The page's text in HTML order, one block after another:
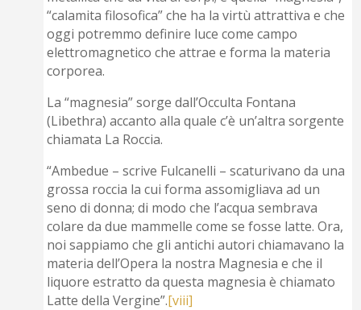
“calamita filosofica” che ha la virtù attrattiva e che
oggi potremmo definire luce come campo
elettromagnetico che attrae e forma la materia
corporea.
La “magnesia” sorge dall’Occulta Fontana
(Libethra) accanto alla quale c’è un’altra sorgente
chiamata La Roccia.
“Ambedue – scrive Fulcanelli – scaturivano da una
grossa roccia la cui forma assomigliava ad un
seno di donna; di modo che l’acqua sembrava
colare da due mammelle come se fosse latte. Ora,
noi sappiamo che gli antichi autori chiamavano la
materia dell’Opera la nostra Magnesia e che il
liquore estratto da questa magnesia è chiamato
Latte della Vergine”.[viii]